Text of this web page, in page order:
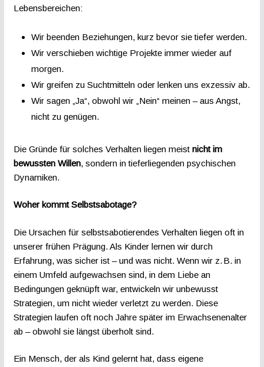
Lebensbereichen:
Wir beenden Beziehungen, kurz bevor sie tiefer werden.
Wir verschieben wichtige Projekte immer wieder auf
morgen.
Wir greifen zu Suchtmitteln oder lenken uns exzessiv ab.
Wir sagen „Ja“, obwohl wir „Nein“ meinen – aus Angst,
nicht zu genügen.
Die Gründe für solches Verhalten liegen meist nicht im
bewussten Willen, sondern in tieferliegenden psychischen
Dynamiken.
Woher kommt Selbstsabotage?
Die Ursachen für selbstsabotierendes Verhalten liegen oft in
unserer frühen Prägung. Als Kinder lernen wir durch
Erfahrung, was sicher ist – und was nicht. Wenn wir z. B. in
einem Umfeld aufgewachsen sind, in dem Liebe an
Bedingungen geknüpft war, entwickeln wir unbewusst
Strategien, um nicht wieder verletzt zu werden. Diese
Strategien laufen oft noch Jahre später im Erwachsenenalter
ab – obwohl sie längst überholt sind.
Ein Mensch, der als Kind gelernt hat, dass eigene